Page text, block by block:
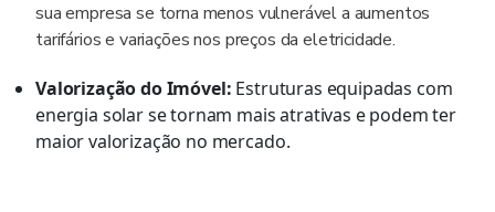
sua empresa se torna menos vulnerável a aumentos
tarifários e variações nos preços da eletricidade.
Valorização do Imóvel: Estruturas equipadas com
energia solar se tornam mais atrativas e podem ter
maior valorização no mercado.